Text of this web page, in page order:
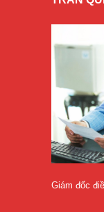
Giám đốc